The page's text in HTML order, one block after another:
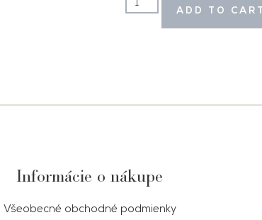
ADD TO CART
Informácie o nákupe
Všeobecné obchodné podmienky